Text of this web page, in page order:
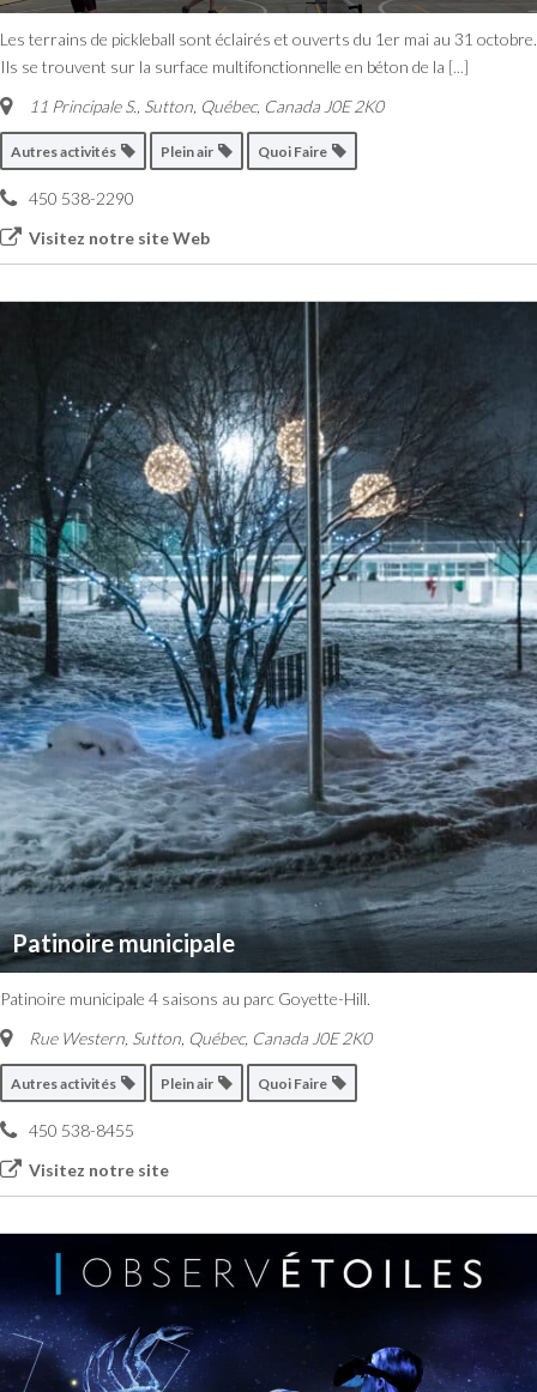
Les terrains de pickleball sont éclairés et ouverts du 1er mai au 31 octobre.
Ils se trouvent sur la surface multifonctionnelle en béton de la [...]
11 Principale S. Sutton, Québec, Canada J0E 2K0
Autres activités Plein air Quoi Faire
450 538-2290
Visitez notre site Web
Patinoire municipale
Patinoire municipale 4 saisons au parc Goyette-Hill.
Rue Western, Sutton Québec, Canada J0E 2K0
Autres activités Plein air Quoi Faire
450 538-8455
Visitez notre site